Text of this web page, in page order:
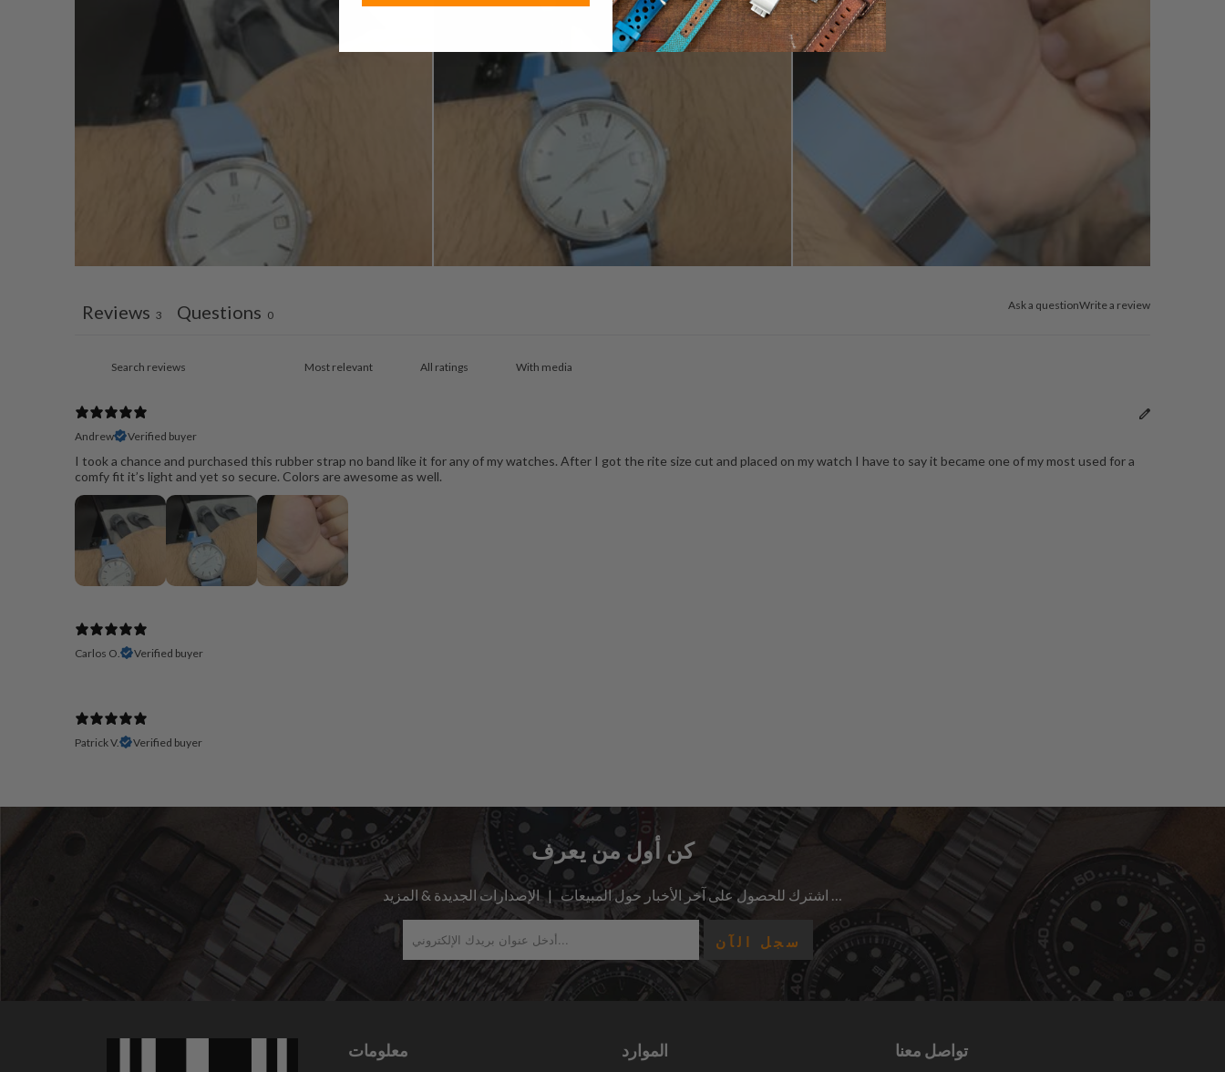
Ask a questionWrite a review
Reviews 3 Questions 0
With media
Andrew Verified buyer
I took a chance and purchased this rubber strap no band like it for any of my watches. After I got the rite size cut and placed on my watch I have to say it became one of my most used for a
comfy fit it’s light and yet so secure. Colors are awesome as well.
Carlos O. Verified buyer
Patrick V. Verified buyer
كن أول من يعرف
معلومات الموارد تواصل معنا